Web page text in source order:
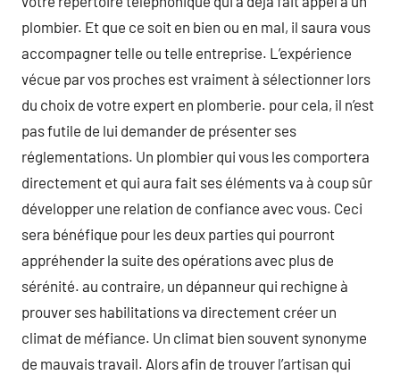
plombier. Et que ce soit en bien ou en mal, il saura vous
accompagner telle ou telle entreprise. L’expérience
vécue par vos proches est vraiment à sélectionner lors
du choix de votre expert en plomberie. pour cela, il n’est
pas futile de lui demander de présenter ses
réglementations. Un plombier qui vous les comportera
directement et qui aura fait ses éléments va à coup sûr
développer une relation de confiance avec vous. Ceci
sera bénéfique pour les deux parties qui pourront
appréhender la suite des opérations avec plus de
sérénité. au contraire, un dépanneur qui rechigne à
prouver ses habilitations va directement créer un
climat de méfiance. Un climat bien souvent synonyme
de mauvais travail. Alors afin de trouver l’artisan qui